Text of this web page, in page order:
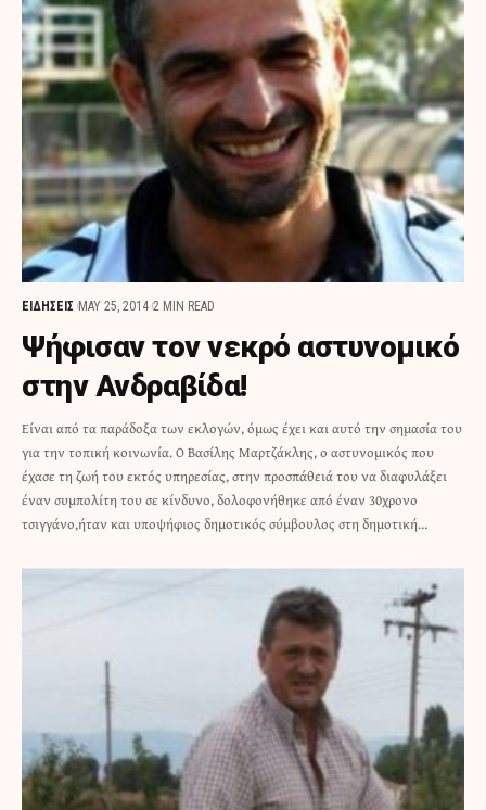
ΕΙΔΗΣΕΙΣ MAY 25, 2014 2 MIN READ
Ψήφισαν τον νεκρό αστυνομικό
στην Ανδραβίδα!
Είναι από τα παράδοξα των εκλογών, όμως έχει και αυτό την σημασία του
για την τοπική κοινωνία. Ο Βασίλης Μαρτζάκλης, ο αστυνομικός που
έχασε τη ζωή του εκτός υπηρεσίας, στην προσπάθειά του να διαφυλάξει
έναν συμπολίτη του σε κίνδυνο, δολοφονήθηκε από έναν 30χρονο
τσιγγάνο,ήταν και υποψήφιος δημοτικός σύμβουλος στη δημοτική…